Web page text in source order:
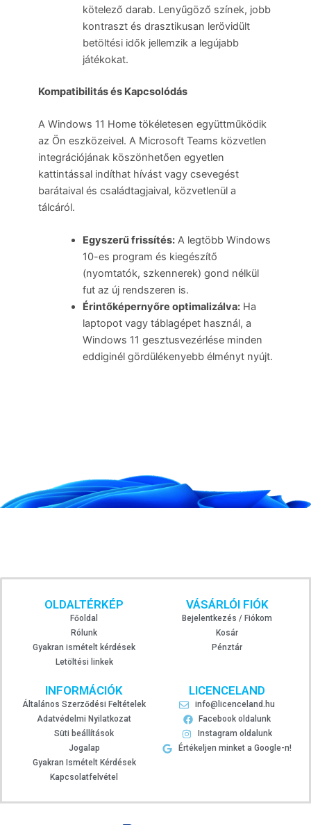
kötelező darab. Lenyűgöző színek, jobb
kontraszt és drasztikusan lerövidült
betöltési idők jellemzik a legújabb
játékokat.
Kompatibilitás és Kapcsolódás
A Windows 11 Home tökéletesen együttműködik
az Ön eszközeivel. A Microsoft Teams közvetlen
integrációjának köszönhetően egyetlen
kattintással indíthat hívást vagy csevegést
barátaival és családtagjaival, közvetlenül a
tálcáról.
Egyszerű frissítés:A legtöbb Windows
10-es program és kiegészítő
(nyomtatók, szkennerek) gond nélkül
fut az új rendszeren is.
Érintőképernyőre optimalizálva:Ha
laptopot vagy táblagépet használ, a
Windows 11 gesztusvezérlése minden
eddiginél gördülékenyebb élményt nyújt.
OLDALTÉRKÉP
Főoldal
Rólunk
Gyakran ismételt kérdések
Letöltési linkek
VÁSÁRLÓI FIÓK
Bejelentkezés / Fiókom
Kosár
Pénztár
INFORMÁCIÓK
Általános Szerződési Feltételek
Adatvédelmi Nyilatkozat
Süti beállítások
Jogalap
Gyakran Ismételt Kérdések
Kapcsolatfelvétel
LICENCELAND
info@licenceland.hu
Facebook oldalunk
Instagram oldalunk
Értékeljen minket a Google-n!